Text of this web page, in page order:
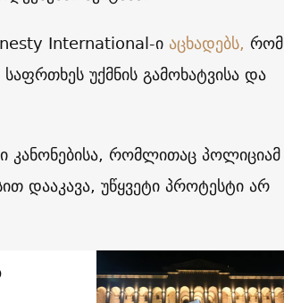
International-ი აცხადებს, რომ
უქმნის გამოხატვისა და
კანონებისა, რომლითაც პოლიციამ
დააკავა, უწყვეტი პროტესტი არ